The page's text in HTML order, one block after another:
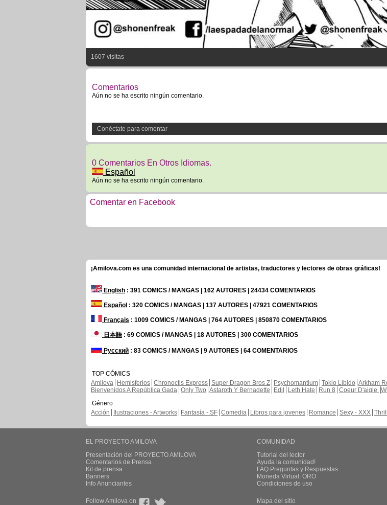
1607 visitas
Comentarios
Aún no se ha escrito ningún comentario.
Conéctate para comentar
0 Comentarios En Otros Idiomas.
Español
Aún no se ha escrito ningún comentario.
Comentar en Facebook
¡Amilova.com es una comunidad internacional de artistas, traductores y lectores de obras gráficas!
English : 391 COMICS / MANGAS | 162 AUTORES | 24434 COMENTARIOS
Español : 320 COMICS / MANGAS | 137 AUTORES | 47921 COMENTARIOS
Français : 1009 COMICS / MANGAS | 764 AUTORES | 850870 COMENTARIOS
日本語: 69 COMICS / MANGAS | 18 AUTORES | 300 COMENTARIOS
Русский : 83 COMICS / MANGAS | 9 AUTORES | 64 COMENTARIOS
TOP CÓMICS
Amilova
Hemisferios Chronoctis Express Super Dragon Bros Z Psychomantium Tokio Libido Arkham
Bienvenidos A República Gada Only Two Astaroth Y Bernadette Edil Leth Hate Run 8 Coeur D'aigle
Género
Acción
Ilustraciones - Artworks Fantasía - SF Comedia Libros para jovenes Romance Sexy - XXX
EL PROYECTO AMILOVA
Presentación del PROYECTO AMILOVA
Comentarios de Prensa
Kit de prensa
Banners
Info Anunciantes
COMUNIDAD
Tutorial del lector
Ayuda la comunidad!
FAQ.Preguntas y Respuestas
Moneda Virtual: ORO
Condiciones de uso
Follow Amilova on Mapa del sitio